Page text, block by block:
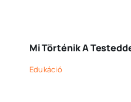
Mi Történik A
Edukáció